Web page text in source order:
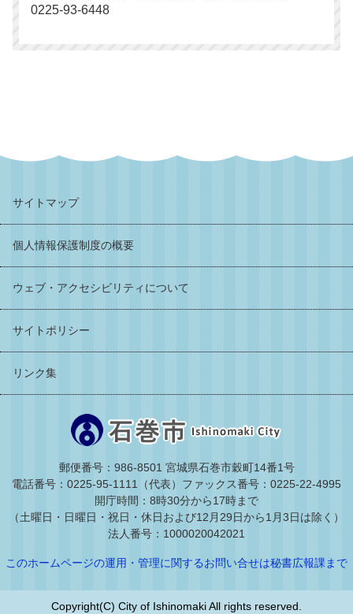
0225-93-6448
サイトマップ
個人情報保護制度の概要
ウェブ・アクセシビリティについて
サイトポリシー
リンク集
郵便番号：986-8501 宮城県石巻市穀町14番1号
電話番号：0225-95-1111（代表） ファックス番号：0225-22-4995
開庁時間：8時30分から17時まで
（土曜日・日曜日・祝日・休日および12月29日から1月3日は除く）
法人番号：1000020042021
このホームページの運用・管理に関するお問い合せは秘書広報課まで
Copyright(C) City of Ishinomaki All rights reserved.